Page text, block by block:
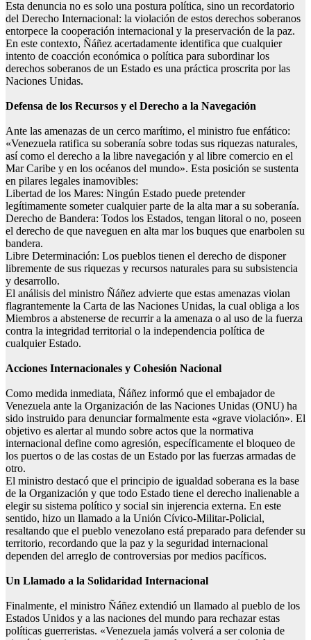
Esta denuncia no es solo una postura política, sino un recordatorio
del Derecho Internacional: la violación de estos derechos soberanos
entorpece la cooperación internacional y la preservación de la paz.
En este contexto, Ñáñez acertadamente identifica que cualquier
intento de coacción económica o política para subordinar los
derechos soberanos de un Estado es una práctica proscrita por las
Naciones Unidas.
Defensa de los Recursos y el Derecho a la Navegación
Ante las amenazas de un cerco marítimo, el ministro fue enfático:
«Venezuela ratifica su soberanía sobre todas sus riquezas naturales,
así como el derecho a la libre navegación y al libre comercio en el
Mar Caribe y en los océanos del mundo». Esta posición se sustenta
en pilares legales inamovibles:
Libertad de los Mares: Ningún Estado puede pretender
legítimamente someter cualquier parte de la alta mar a su soberanía.
Derecho de Bandera: Todos los Estados, tengan litoral o no, poseen
el derecho de que naveguen en alta mar los buques que enarbolen su
bandera.
Libre Determinación: Los pueblos tienen el derecho de disponer
libremente de sus riquezas y recursos naturales para su subsistencia
y desarrollo.
El análisis del ministro Ñáñez advierte que estas amenazas violan
flagrantemente la Carta de las Naciones Unidas, la cual obliga a los
Miembros a abstenerse de recurrir a la amenaza o al uso de la fuerza
contra la integridad territorial o la independencia política de
cualquier Estado.
Acciones Internacionales y Cohesión Nacional
Como medida inmediata, Ñáñez informó que el embajador de
Venezuela ante la Organización de las Naciones Unidas (ONU) ha
sido instruido para denunciar formalmente esta «grave violación». El
objetivo es alertar al mundo sobre actos que la normativa
internacional define como agresión, específicamente el bloqueo de
los puertos o de las costas de un Estado por las fuerzas armadas de
otro.
El ministro destacó que el principio de igualdad soberana es la base
de la Organización y que todo Estado tiene el derecho inalienable a
elegir su sistema político y social sin injerencia externa. En este
sentido, hizo un llamado a la Unión Cívico-Militar-Policial,
resaltando que el pueblo venezolano está preparado para defender su
territorio, recordando que la paz y la seguridad internacional
dependen del arreglo de controversias por medios pacíficos.
Un Llamado a la Solidaridad Internacional
Finalmente, el ministro Ñáñez extendió un llamado al pueblo de los
Estados Unidos y a las naciones del mundo para rechazar estas
políticas guerreristas. «Venezuela jamás volverá a ser colonia de